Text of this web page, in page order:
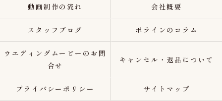
動画制作の流れ 会社概要
スタッフブログ ポラインのコラム
ウエディングムービーのお問
合せ
キャンセル・返品について
プライバシーポリシー サイトマップ